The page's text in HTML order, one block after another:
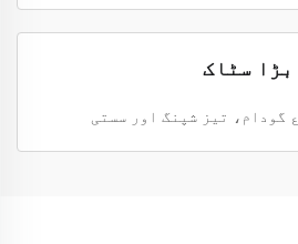
بڑا سٹاک
گودام، تیز شپنگ اور سستی